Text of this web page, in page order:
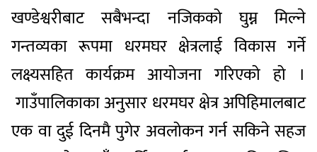
खण्डेश्वरीबाट सबैभन्दा नजिकको घुम्न मिल्ने
गन्तव्यका रूपमा धरमघर क्षेत्रलाई विकास गर्ने
लक्ष्यसहित कार्यक्रम आयोजना गरिएको हो ।
गाउँपालिकाका अनुसार धरमघर क्षेत्र अपिहिमालबाट
एक वा दुई दिनमै पुगेर अवलोकन गर्न सकिने सहज